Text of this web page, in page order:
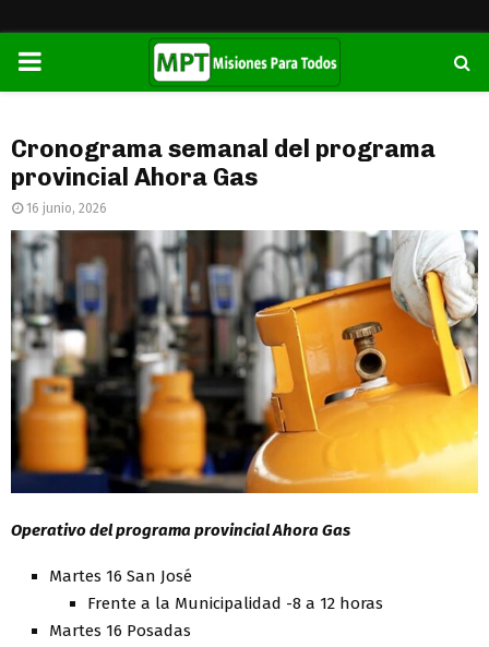
PRIMARY
Cronograma semanal del programa
provincial Ahora Gas
16 junio, 2026
Operativo del programa provincial Ahora Gas
Martes 16 San José
Frente a la Municipalidad -8 a 12 horas
Martes 16 Posadas